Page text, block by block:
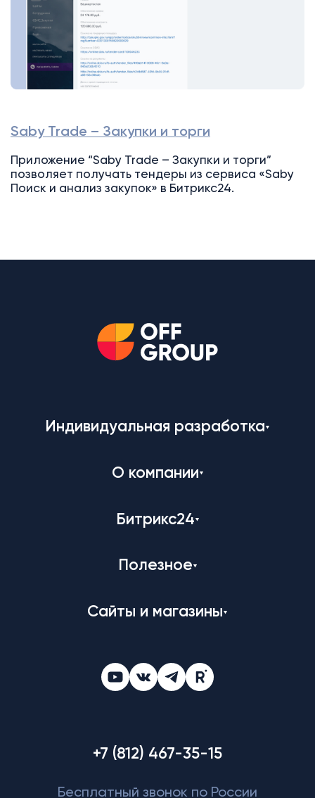
Saby Trade – Закупки и торги
Приложение “Saby Trade – Закупки и торги”
позволяет получать тендеры из сервиса «Saby
Поиск и анализ закупок» в Битрикс24.
Индивидуальная разработка
О компании
Битрикс24
Полезное
Сайты и магазины
+7 (812) 467-35-15
Бесплатный звонок по России